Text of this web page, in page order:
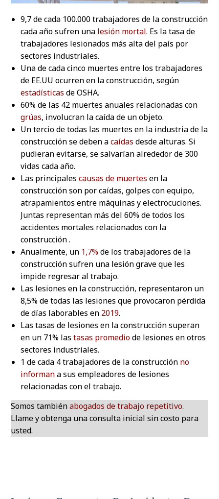
9,7 de cada 100.000 trabajadores de la construcción
cada año sufren una lesión mortal. Es la tasa de
trabajadores lesionados más alta del país por
sectores industriales.
Una de cada cinco muertes entre los trabajadores
de EE.UU ocurren en la construcción, según
estadísticas de OSHA.
60% de las 42 muertes anuales relacionadas con
grúas, involucran la caída de un objeto.
Un tercio de todas las muertes en la industria de la
construcción se deben acaídasdesde alturas. Si
pudieran evitarse, se salvarían alrededor de 300
vidas cada año.
Las principalescausas de muertesen la
construcción son por caídas, golpes con equipo,
atrapamientos entre máquinas y electrocuciones.
Juntas representan más del 60% de todos los
accidentes mortales relacionados con la
construcción .
Anualmente, un 1,7%de los trabajadores de la
construcción sufren una lesión grave que les
impide regresar al trabajo.
Las lesiones en la construcción, representaron un
8,5% de todas las lesiones que provocaron pérdida
de días laborables en 2019.
Las tasas de lesiones en la construcción superan
en un 71% las tasas promediode lesiones en otros
sectores industriales.
1 de cada 4 trabajadores de la construcción no
informana sus empleadores de lesiones
relacionadas con el trabajo.
Somos tambiénabogados de trabajo repetitivo.
Llame y obtenga una consulta inicial sin costo para
usted.